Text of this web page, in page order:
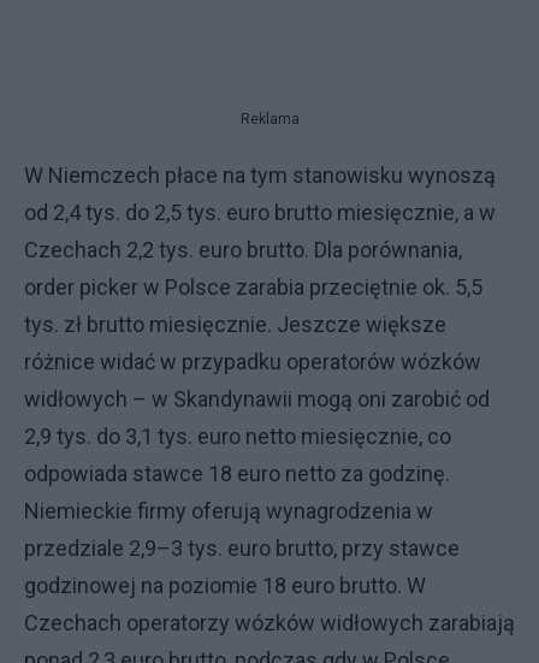
Reklama
W Niemczech płace na tym stanowisku wynoszą
od 2,4 tys. do 2,5 tys. euro brutto miesięcznie, a w
Czechach 2,2 tys. euro brutto. Dla porównania,
order picker w Polsce zarabia przeciętnie ok. 5,5
tys. zł brutto miesięcznie. Jeszcze większe
różnice widać w przypadku operatorów wózków
widłowych – w Skandynawii mogą oni zarobić od
2,9 tys. do 3,1 tys. euro netto miesięcznie, co
odpowiada stawce 18 euro netto za godzinę.
Niemieckie firmy oferują wynagrodzenia w
przedziale 2,9–3 tys. euro brutto, przy stawce
godzinowej na poziomie 18 euro brutto. W
Czechach operatorzy wózków widłowych zarabiają